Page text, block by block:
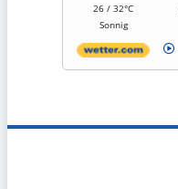
26 / 32°C
Sonnig